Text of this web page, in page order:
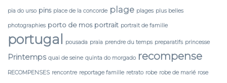
pia do urso pins place de la concorde plage plages plus belles
photographies porto de mos portrait portrait de famille
portugal pousada praia prendre du temps preparatifs princesse
Printemps quai de seine quinta do morgado recompense
RECOMPENSES rencontre reportage famille retrato robe robe de marié rose